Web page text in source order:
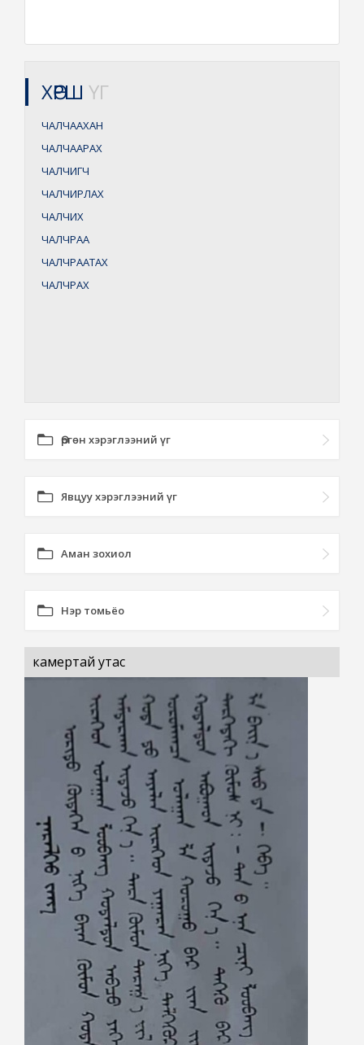
ХӨРШ ҮГ
ЧАЛЧААХАН
ЧАЛЧААРАХ
ЧАЛЧИГЧ
ЧАЛЧИРЛАХ
ЧАЛЧИХ
ЧАЛЧРАА
ЧАЛЧРААТАХ
ЧАЛЧРАХ
Өргөн хэрэглээний үг
Явцуу хэрэглээний үг
Аман зохиол
Нэр томьёо
камертай утас